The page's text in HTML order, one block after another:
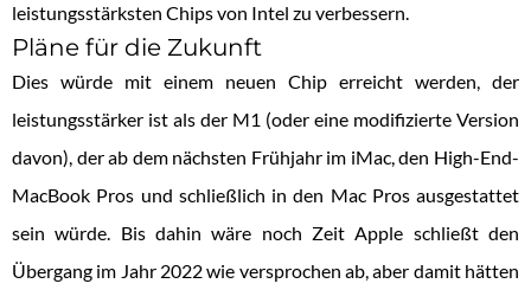
leistungsstärksten Chips von Intel zu verbessern.
Pläne für die Zukunft
Dies würde mit einem neuen Chip erreicht werden, der
leistungsstärker ist als der M1 (oder eine modifizierte Version
davon), der ab dem nächsten Frühjahr im iMac, den High-End-
MacBook Pros und schließlich in den Mac Pros ausgestattet
sein würde. Bis dahin wäre noch Zeit Apple schließt den
Übergang im Jahr 2022 wie versprochen ab, aber damit hätten